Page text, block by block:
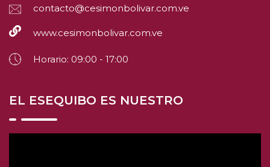
contacto@cesimonbolivar.com.ve
www.cesimonbolivar.com.ve
Horario: 09:00 - 17:00
EL ESEQUIBO ES NUESTRO